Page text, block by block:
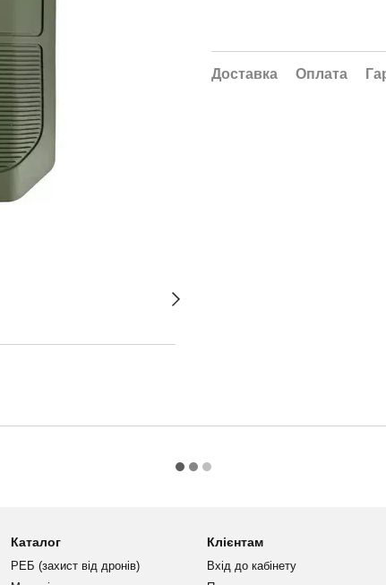
Доставка Оплата
Каталог
РЕБ (захист від дронів)
Клієнтам
Вхід до кабінету